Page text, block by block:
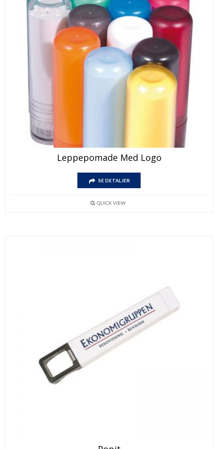
Leppepomade Med Logo
SE DETALJER
QUICK VIEW